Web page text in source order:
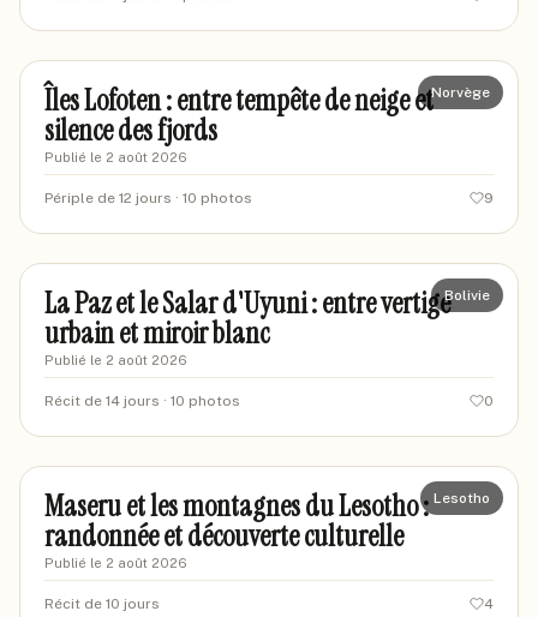
marienord42
Norvège
Îles Lofoten : entre tempête de neige et
silence des fjords
Publié le 2 août 2026
Périple de 12 jours · 10 photos 9
marclyon42
Bolivie
La Paz et le Salar d'Uyuni : entre vertige
urbain et miroir blanc
Publié le 2 août 2026
Récit de 14 jours · 10 photos 0
mariegrimpeur87
Lesotho
Maseru et les montagnes du Lesotho :
randonnée et découverte culturelle
Publié le 2 août 2026
Récit de 10 jours 4